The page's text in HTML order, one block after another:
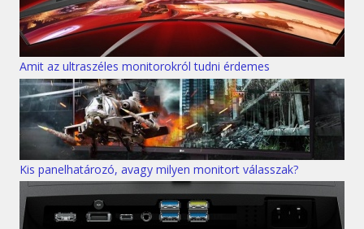
Amit az ultraszéles monitorokról tudni érdemes
Kis panelhatározó, avagy milyen monitort válasszak?